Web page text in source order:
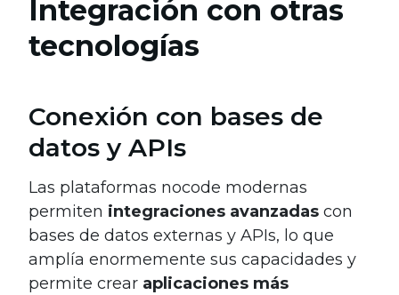
Integración con otras
tecnologías
Conexión con bases de
datos y APIs
Las plataformas nocode modernas
permiten integraciones avanzadas con
bases de datos externas y APIs, lo que
amplía enormemente sus capacidades y
permite crear aplicaciones más